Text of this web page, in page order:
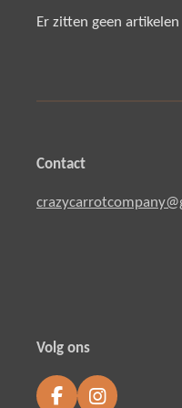
Er zitten geen
Contact
Volg ons
F I